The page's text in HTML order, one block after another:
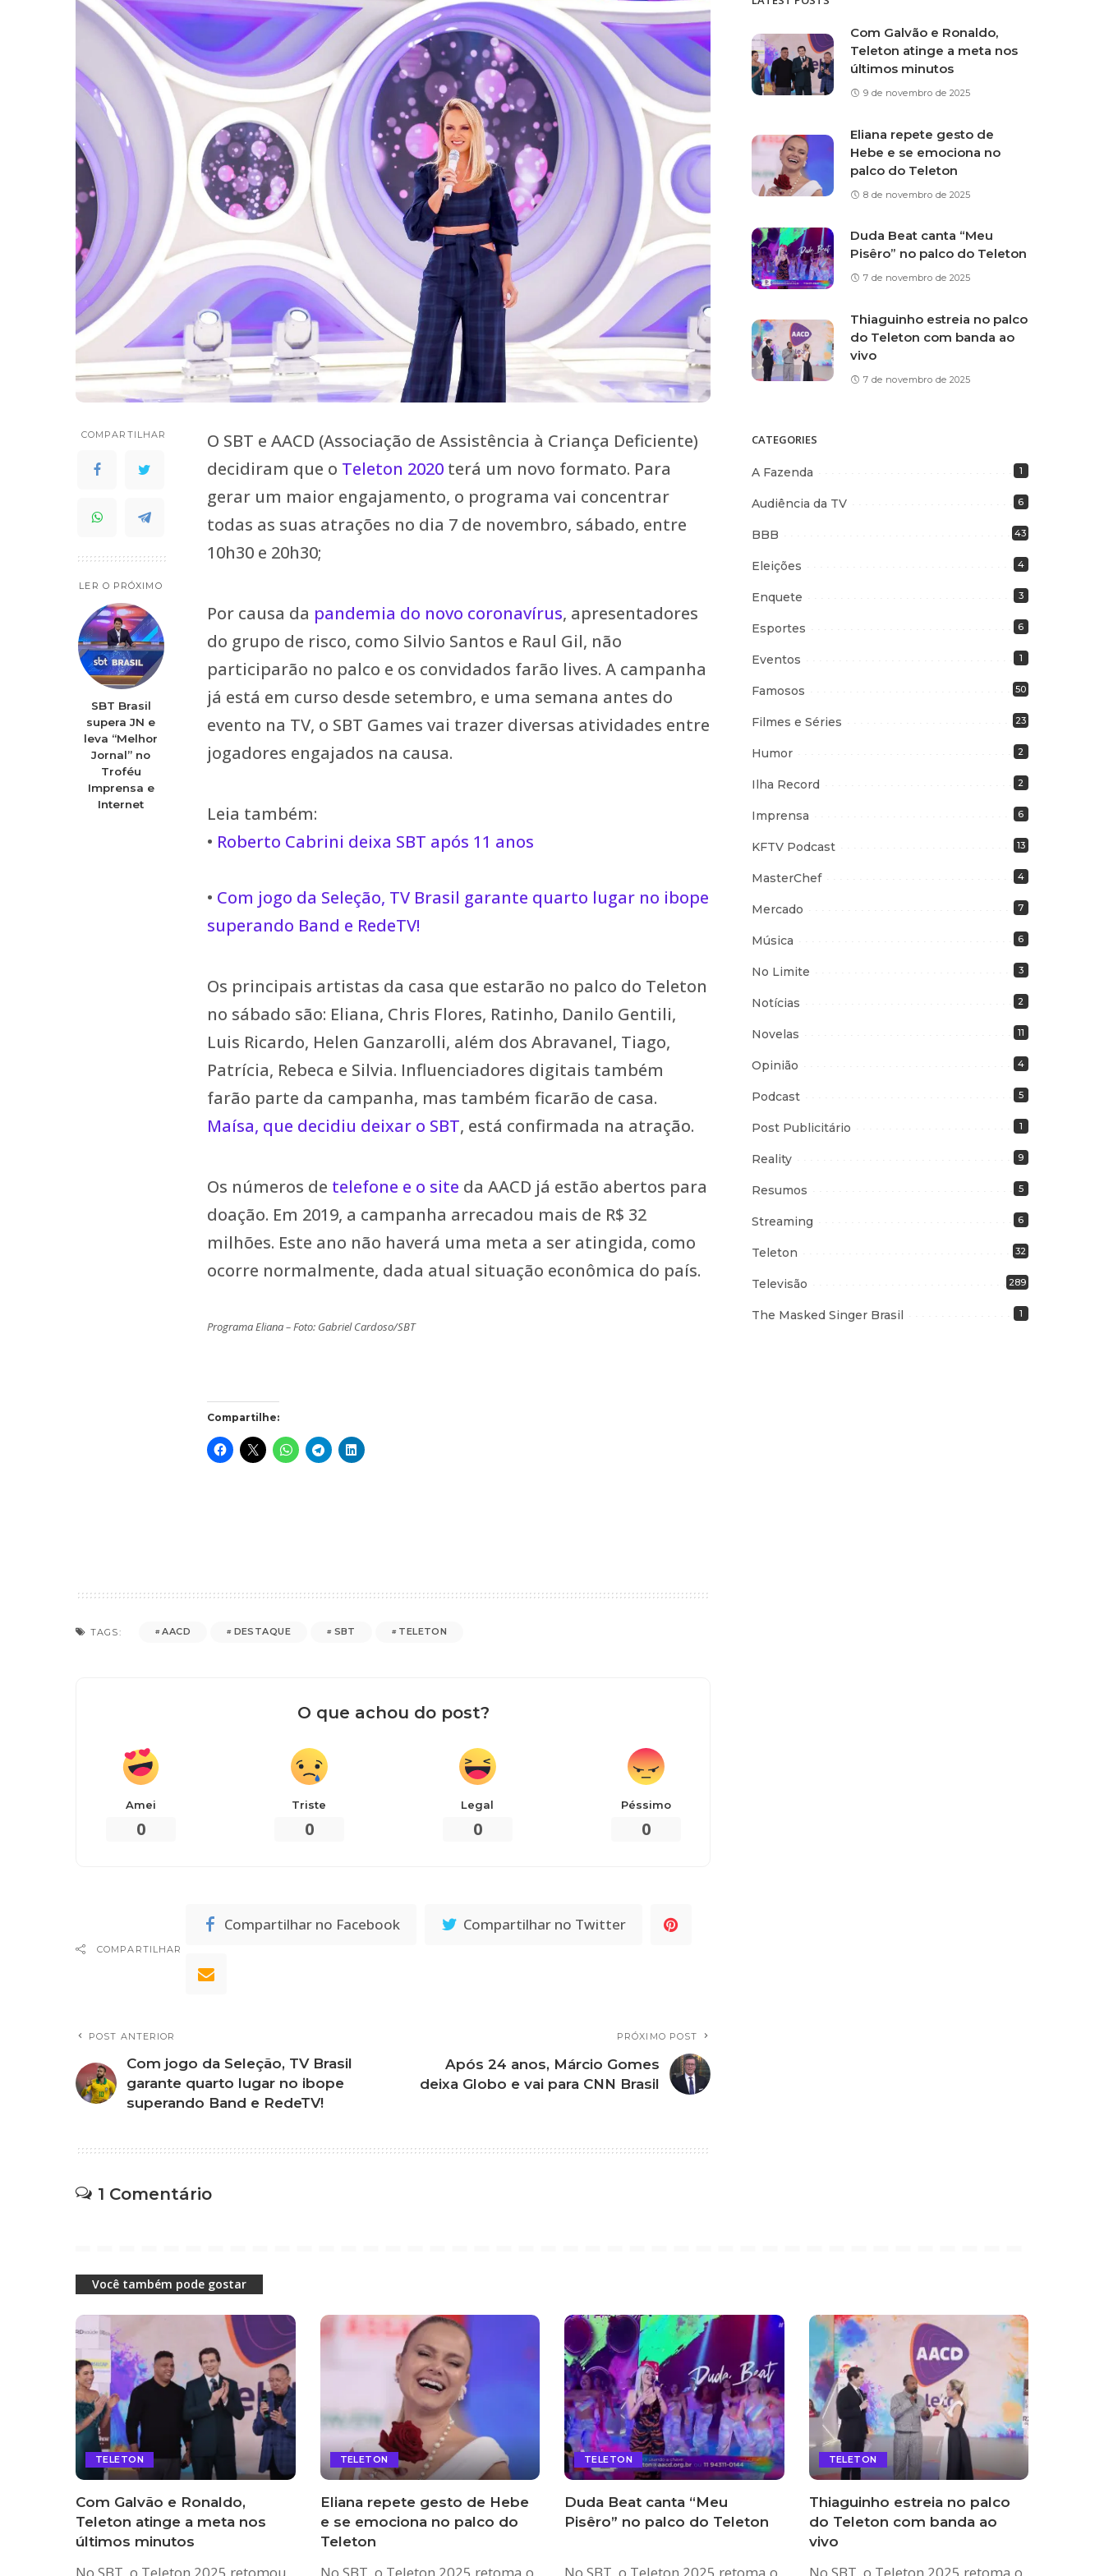
COMPARTILHAR
LER O PRÓXIMO
SBT Brasil
supera JN e
leva “Melhor
Jornal” no
Troféu
Imprensa e
Internet
O SBT e AACD (Associação de Assistência à Criança Deficiente)
decidiram que o Teleton 2020 terá um novo formato. Para
gerar um maior engajamento, o programa vai concentrar
todas as suas atrações no dia 7 de novembro, sábado, entre
10h30 e 20h30;
Por causa da pandemia do novo coronavírus, apresentadores
do grupo de risco, como Silvio Santos e Raul Gil, não
participarão no palco e os convidados farão lives. A campanha
já está em curso desde setembro, e uma semana antes do
evento na TV, o SBT Games vai trazer diversas atividades entre
jogadores engajados na causa.
Leia também:
• Roberto Cabrini deixa SBT após 11 anos
• Com jogo da Seleção, TV Brasil garante quarto lugar no ibope
superando Band e RedeTV!
Os principais artistas da casa que estarão no palco do Teleton
no sábado são: Eliana, Chris Flores, Ratinho, Danilo Gentili,
Luis Ricardo, Helen Ganzarolli, além dos Abravanel, Tiago,
Patrícia, Rebeca e Silvia. Influenciadores digitais também
farão parte da campanha, mas também ficarão de casa.
Maísa, que decidiu deixar o SBT, está confirmada na atração.
Os números de telefone e o site da AACD já estão abertos para
doação. Em 2019, a campanha arrecadou mais de R$ 32
milhões. Este ano não haverá uma meta a ser atingida, como
ocorre normalmente, dada atual situação econômica do país.
Programa Eliana – Foto: Gabriel Cardoso/SBT
Compartilhe:
TAGS: AACD DESTAQUE SBT TELETON
O que achou do post?
Amei
0
Triste
0
Legal
0
Péssimo
0
COMPARTILHAR
Compartilhar no Facebook Compartilhar no Twitter
POST ANTERIOR
Com jogo da Seleção, TV Brasil
garante quarto lugar no ibope
superando Band e RedeTV!
PRÓXIMO POST
Após 24 anos, Márcio Gomes
deixa Globo e vai para CNN Brasil
1 Comentário
Com Galvão e Ronaldo,
Teleton atinge a meta nos
últimos minutos
9 de novembro de 2025
Eliana repete gesto de
Hebe e se emociona no
palco do Teleton
8 de novembro de 2025
Duda Beat canta “Meu
Pisêro” no palco do Teleton
7 de novembro de 2025
Thiaguinho estreia no palco
do Teleton com banda ao
vivo
7 de novembro de 2025
CATEGORIES
A Fazenda 1
Audiência da TV 6
BBB 43
Eleições 4
Enquete 3
Esportes 6
Eventos 1
Famosos 50
Filmes e Séries 23
Humor 2
Ilha Record 2
Imprensa 6
KFTV Podcast 13
MasterChef 4
Mercado 7
Música 6
No Limite 3
Notícias 2
Novelas 11
Opinião 4
Podcast 5
Post Publicitário 1
Reality 9
Resumos 5
Streaming 6
Teleton 32
Televisão 289
The Masked Singer Brasil 1
Você também pode gostar
TELETON
Com Galvão e Ronaldo,
Teleton atinge a meta nos
últimos minutos
No SBT, o Teleton 2025 retomou
TELETON
Eliana repete gesto de Hebe
e se emociona no palco do
Teleton
No SBT, o Teleton 2025 retoma o
TELETON
Duda Beat canta “Meu
Pisêro” no palco do Teleton
No SBT, o Teleton 2025 retoma o
TELETON
Thiaguinho estreia no palco
do Teleton com banda ao
vivo
No SBT, o Teleton 2025 retoma o